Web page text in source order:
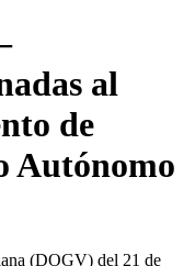
al
de
Autónomo
(DOGV) del 21 de